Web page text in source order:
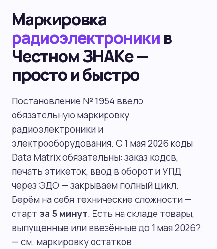
Маркировка
радиоэлектроникив
Честном ЗНАКе —
просто и быстро
Постановление № 1954 ввело
обязательную маркировку
радиоэлектроники и
электрооборудования. С 1 мая 2026 коды
Data Matrix обязательны: заказ кодов,
печать этикеток, ввод в оборот и УПД
через ЭДО — закрываем полный цикл.
Берём на себя технические сложности —
старт за 5 минут. Есть на складе товары,
выпущенные или ввезённые до 1 мая 2026?
— см. маркировку остатков